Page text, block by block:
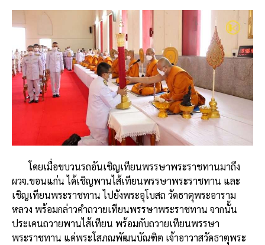
โดยเมื่อขบวนรถอันเชิญเทียนพรรษาพระราชทานมาถึง
ผวจ.ขอนแก่น ได้เชิญพานไส้เทียนพรรษาพระราชทาน และ
เชิญเทียนพระราชทาน ไปยังพระอุโบสถ วัดธาตุพระอาราม
หลวง พร้อมกล่าวคำถวายเทียนพรรษาพระราชทาน จากนั้น
ประเคนถวายพานไส้เทียน พร้อมกับถวายเทียนพรรษา
พระราชทาน แด่พระโสภณพัฒนบัณฑิต เจ้าอาวาสวัดธาตุพระ